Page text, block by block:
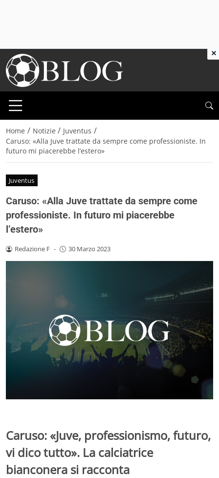
Home / Notizie / Juventus /
Caruso: «Alla Juve trattate da sempre come professioniste. In
futuro mi piacerebbe l’estero»
Juventus
Caruso: «Alla Juve trattate da sempre come
professioniste. In futuro mi piacerebbe
l’estero»
Redazione F - 30 Marzo 2023
Caruso: «Juve, professionismo, futuro,
vi dico tutto». La calciatrice
bianconera si racconta
×